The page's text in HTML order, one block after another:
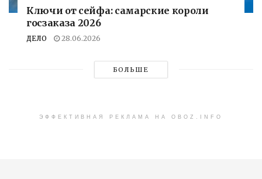
Ключи от сейфа: самарские короли
госзаказа 2026
ДЕЛО 28.06.2026
БОЛЬШЕ
ЭФФЕКТИВНАЯ РЕКЛАМА НА OBOZ.INFO